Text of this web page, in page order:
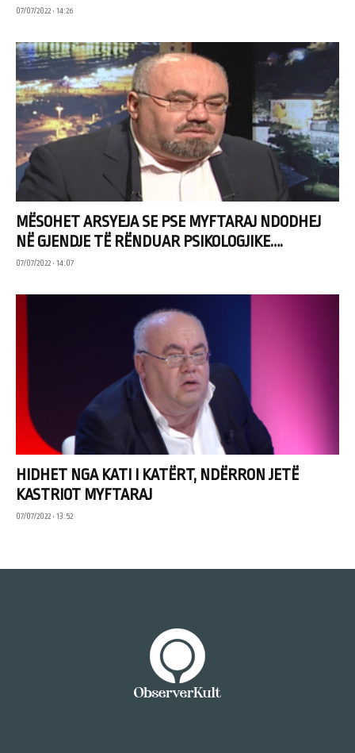
07/07/2022 • 14:26
MËSOHET ARSYEJA SE PSE MYFTARAJ NDODHEJ
NË GJENDJE TË RËNDUAR PSIKOLOGJIKE….
07/07/2022 • 14:07
HIDHET NGA KATI I KATËRT, NDËRRON JETË
KASTRIOT MYFTARAJ
07/07/2022 • 13:52